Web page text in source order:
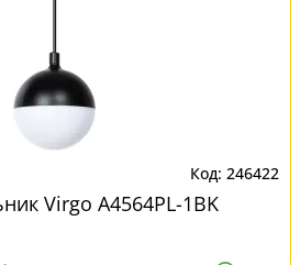
246422
Virgo A4564PL-1BK